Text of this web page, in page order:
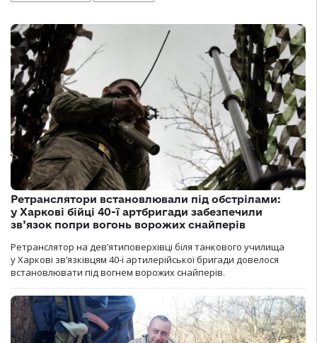
Ретранслятори встановлювали під обстрілами:
у Харкові бійці 40-ї артбригади забезпечили
зв’язок попри вогонь ворожих снайперів
Ретранслятор на дев’ятиповерхівці біля танкового училища
у Харкові зв’язківцям 40-ї артилерійської бригади довелося
встановлювати під вогнем ворожих снайперів.